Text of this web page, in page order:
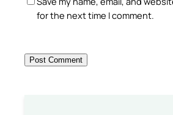
for the next time I comment.